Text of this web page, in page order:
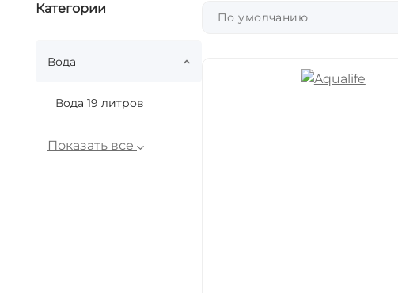
Категории
Вода
Вода 19 литров
Показать все
По умолчанию